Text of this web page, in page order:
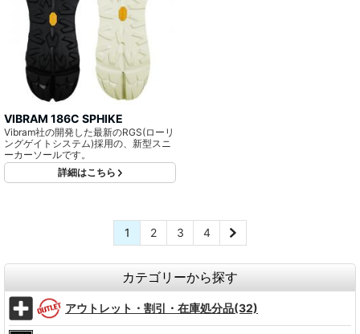
VIBRAM 186C SPHIKE
Vibram社の開発した最新のRGS(ローリ
ングゲイトシステム)採用の、新型スニ
ーカーソールです。
詳細はこちら
1 2 3 4
カテゴリーから探す
アウトレット・割引・在庫処分品(32)